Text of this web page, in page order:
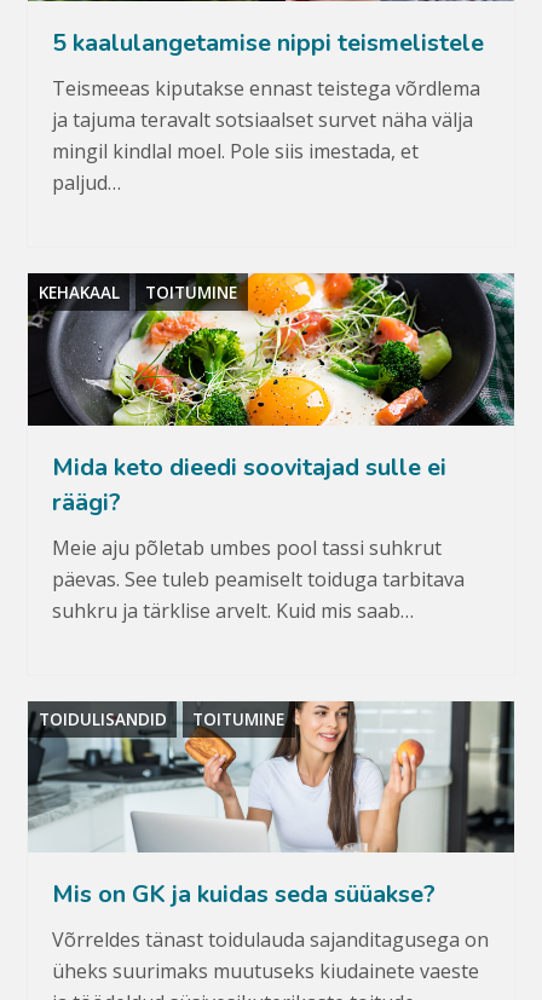
5 kaalulangetamise nippi teismelistele
Teismeeas kiputakse ennast teistega võrdlema
ja tajuma teravalt sotsiaalset survet näha välja
mingil kindlal moel. Pole siis imestada, et
paljud…
KEHAKAAL TOITUMINE
Mida keto dieedi soovitajad sulle ei
räägi?
Meie aju põletab umbes pool tassi suhkrut
päevas. See tuleb peamiselt toiduga tarbitava
suhkru ja tärklise arvelt. Kuid mis saab…
TOIDULISANDID TOITUMINE
Mis on GK ja kuidas seda süüakse?
Võrreldes tänast toidulauda sajanditagusega on
üheks suurimaks muutuseks kiudainete vaeste